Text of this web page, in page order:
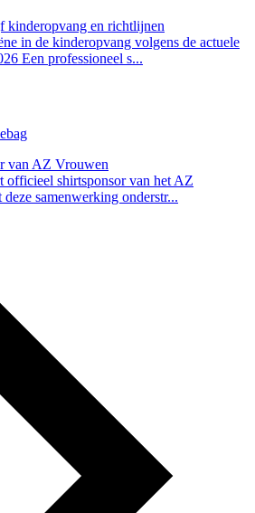
kinderopvang en richtlijnen
in de kinderopvang volgens de actuele
Een professioneel s...
van AZ Vrouwen
officieel shirtsponsor van het AZ
samenwerking onderstr...